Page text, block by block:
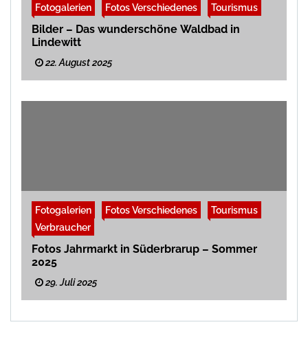
Fotogalerien Fotos Verschiedenes Tourismus
Bilder – Das wunderschöne Waldbad in
Lindewitt
22. August 2025
Fotogalerien Fotos Verschiedenes
Tourismus
Verbraucher
Fotos Jahrmarkt in Süderbrarup – Sommer
2025
29. Juli 2025